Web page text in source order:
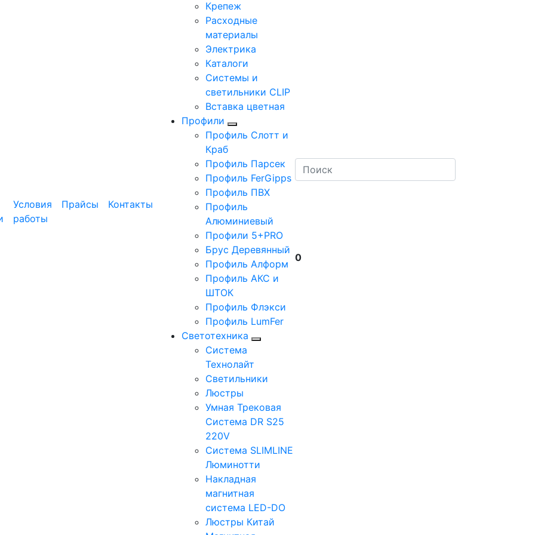
Условия
работы
Прайсы Контакты
Крепеж
Расходные
материалы
Электрика
Каталоги
Системы и
светильники CLIP
Вставка цветная
Профили
Профиль Слотт и
Краб
Профиль Парсек
Профиль FerGipps
Профиль ПВХ
Профиль
Алюминиевый
Профили 5+PRO
Брус Деревянный
Профиль Алформ
Профиль АКС и
ШТОК
Профиль Флэкси
Профиль LumFer
Светотехника
Система
Технолайт
Светильники
Люстры
Умная Трековая
Система DR S25
220V
Система SLIMLINE
Люминотти
Накладная
магнитная
система LED-DO
Люстры Китай
0